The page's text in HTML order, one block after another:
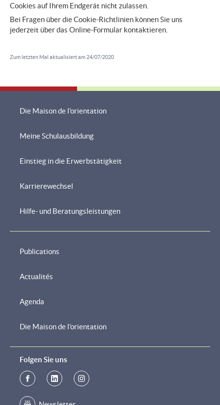
Cookies auf Ihrem Endgerät nicht zulassen.
Bei Fragen über die Cookie-Richtlinien können Sie uns
jederzeit über das Online-Formular kontaktieren.
Zum letzten Mal aktualisiert am 24/07/2020
Navigationsmenü
Die Maison de l'orientation
Meine Schulausbildung
Einstieg in die Erwerbstätigkeit
Karrierewechsel
Hilfe- und Beratungsleistungen
Publications
Actualités
Agenda
Die Maison de l'orientation
Folgen Sie uns